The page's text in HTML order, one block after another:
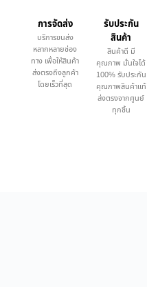
การจัดส่ง
บริการขนส่ง
หลากหลายช่อง
ทาง เพื่อให้สินค้า
ส่งตรงถึงลูกค้า
โดยเร็วที่สุด
รับประกัน
สินค้า
สินค้าดี มี
คุณภาพ มั่นใจได้
100% รับประกัน
คุณภาพสินค้าแท้
ส่งตรงจากศูนย์
ทุกชิ้น